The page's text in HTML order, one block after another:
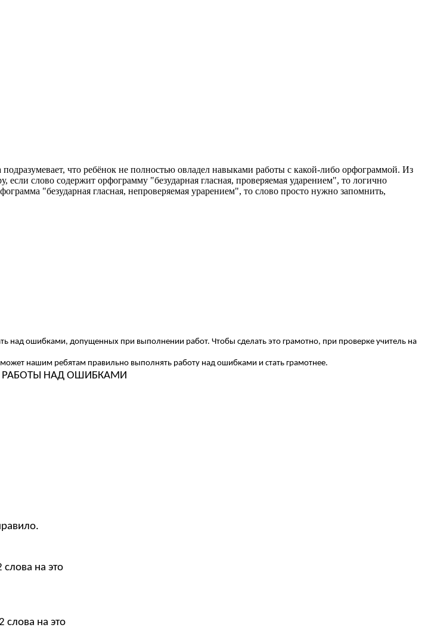
что ребёнок не полностью овладел навыками работы с какой-либо орфограммой. Из
слово содержит орфограмму "безударная гласная, проверяемая ударением", то логично
"безударная гласная, непроверяемая урарением", то слово просто нужно запомнить,
над ошибками, допущенных при выполнении работ. Чтобы сделать это грамотно, при проверке учитель на
нашим ребятам правильно выполнять работу над ошибками и стать грамотнее.
РАБОТЫ НАД ОШИБКАМИ
на это
на это